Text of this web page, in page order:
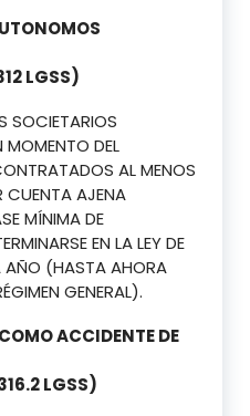
LGSS)
SOCIETARIOS
MOMENTO DEL
AL MENOS
CUENTA AJENA
MÍNIMA DE
EN LA LEY DE
AÑO (HASTA AHORA
GENERAL).
ACCIDENTE DE
LGSS)